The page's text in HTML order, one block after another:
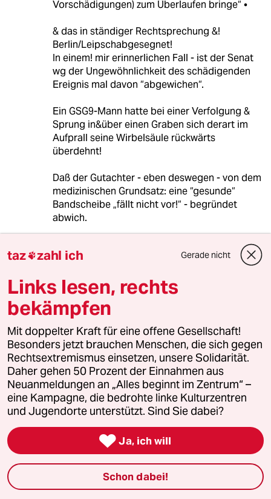
Vorschädigungen) zum Überlaufen bringe“ •
& das in ständiger Rechtsprechung &!
Berlin/Leipschabgesegnet!
In einem! mir erinnerlichen Fall - ist der Senat
wg der Ungewöhnlichkeit des schädigenden
Ereignis mal davon “abgewichen“.
Ein GSG9-Mann hatte bei einer Verfolgung &
Sprung in&über einen Graben sich derart im
Aufprall seine Wirbelsäule rückwärts
überdehnt!
Daß der Gutachter - eben deswegen - von dem
medizinischen Grundsatz: eine “gesunde“
Bandscheibe „fällt nicht vor!“ - begründet
abwich.
unterm—— servíce—
Mehrfach zuvor als Richter Vorinstanz so
mitentschieden.
& Gern&Dannichfür
What would The Doctor do?
15.05.2022,08:30 Uhr
@Lowandorder:
"Ein Dienstunfall ist als „plötzliches“
Ereignis definiert. „Ein viertägiger
Einsatz ist aber kein plötzliches
Ereignis“, sagte der Vorsitzende
Richter Stephan Neidhardt in der
taz zahl ich Gerade nicht
Links lesen, rechts
bekämpfen
Mit doppelter Kraft für eine offene Gesellschaft!
Besonders jetzt brauchen Menschen, die sich gegen
Rechtsextremismus einsetzen, unsere Solidarität.
Daher gehen 50 Prozent der Einnahmen aus
Neuanmeldungen an „Alles beginnt im Zentrum“ –
eine Kampagne, die bedrohte linke Kulturzentren
und Jugendorte unterstützt. Sind Sie dabei?
 Ja, ich will
Schon dabei!